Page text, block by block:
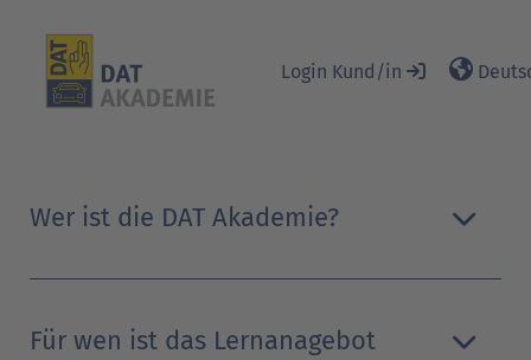
Login Kund/in
Blöcke
Wer ist die DAT Akademie?
Für wen ist das Lernanagebot